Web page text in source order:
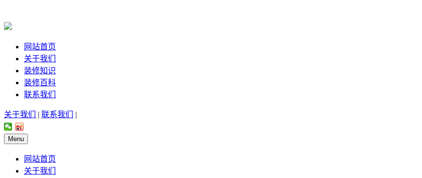
网站首页
关于我们
装修知识
装修百科
联系我们
关于我们 | 联系我们 |
Menu
网站首页
关于我们